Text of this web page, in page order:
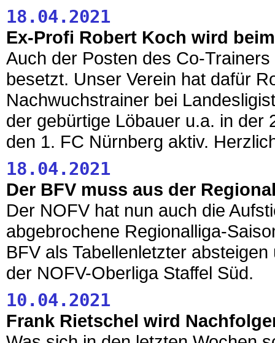
18.04.2021
Ex-Profi Robert Koch wird
Auch der Posten des Co-
besetzt. Unser Verein hat dafür
Nachwuchstrainer bei
der gebürtige Löbauer u.a. in der
den 1. FC Nürnberg aktiv.
18.04.2021
Der BFV muss aus der
Der NOFV hat nun auch die
abgebrochene Regionalliga-
BFV als Tabellenletzter
der NOFV-Oberliga Staffel Süd.
10.04.2021
Frank Rietschel wird